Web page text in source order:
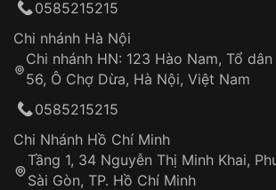
Hotline: 0585 215 215
Từ khóa SEO:
thống VNLUX
Đảm bảo quyền lợi khách hàng
Đồng hành cùng khách hàng
trình sử dụng
0585215215
Chi nhánh Hà Nội
Chi nhánh HN: 123 Hào Nam, Tổ
56, Ô Chợ Dừa, Hà Nội, Việt Nam
0585215215
Chi Nhánh Hồ Chí Minh
Tầng 1, 34 Nguyễn Thị Minh Khai,
Sài Gòn, TP. Hồ Chí Minh